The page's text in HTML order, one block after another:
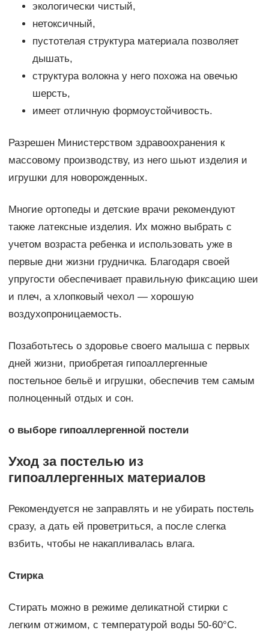
экологически чистый,
нетоксичный,
пустотелая структура материала позволяет
дышать,
структура волокна у него похожа на овечью
шерсть,
имеет отличную формоустойчивость.
Разрешен Министерством здравоохранения к
массовому производству, из него шьют изделия и
игрушки для новорожденных.
Многие ортопеды и детские врачи рекомендуют
также латексные изделия. Их можно выбрать с
учетом возраста ребенка и использовать уже в
первые дни жизни грудничка. Благодаря своей
упругости обеспечивает правильную фиксацию шеи
и плеч, а хлопковый чехол — хорошую
воздухопроницаемость.
Позаботьтесь о здоровье своего малыша с первых
дней жизни, приобретая гипоаллергенные
постельное бельё и игрушки, обеспечив тем самым
полноценный отдых и сон.
о выборе гипоаллергенной постели
Уход за постелью из
гипоаллергенных материалов
Рекомендуется не заправлять и не убирать постель
сразу, а дать ей проветриться, а после слегка
взбить, чтобы не накапливалась влага.
Стирка
Стирать можно в режиме деликатной стирки с
легким отжимом, с температурой воды 50-60°C.